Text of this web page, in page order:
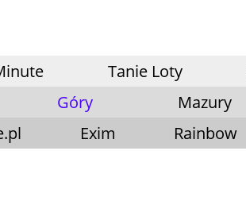
Tanie Loty
Góry Mazury
Exim Rainbow